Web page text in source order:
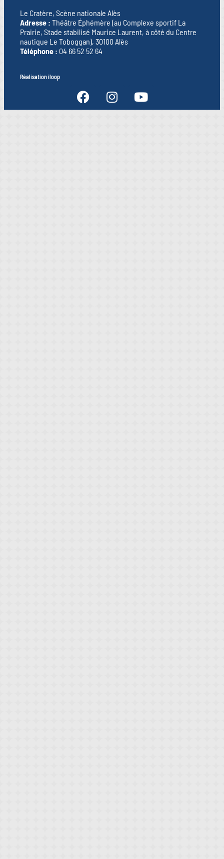
Le Cratère, Scène nationale Alès
Adresse : Théâtre Éphémère (au Complexe sportif La
Prairie, Stade stabilisé Maurice Laurent, à côté du Centre
nautique Le Toboggan), 30100 Alès
Téléphone : 04 66 52 52 64
Réalisation iloop